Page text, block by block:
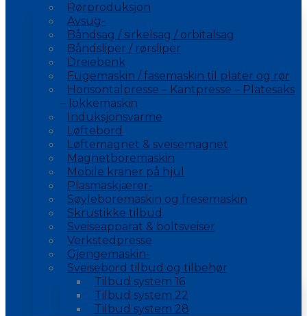
Rørproduksjon
Avsug-
Båndsag / sirkelsag / orbitalsag
Båndsliper / rørsliper
Dreiebenk
Fugemaskin / fasemaskin til plater og rør
Horisontalpresse – Kantpresse – Platesaks
– lokkemaskin
Induksjonsvarme
Løftebord
Løftemagnet & sveisemagnet
Magnetboremaskin
Mobile kraner på hjul
Plasmaskjærer-
Søyleboremaskin og fresemaskin
Skrustikke tilbud
Sveiseapparat & boltsveiser
Verkstedpresse
Gjengemaskin-
Sveisebord tilbud og tilbehør
Tilbud system 16
Tilbud system 22
Tilbud system 28